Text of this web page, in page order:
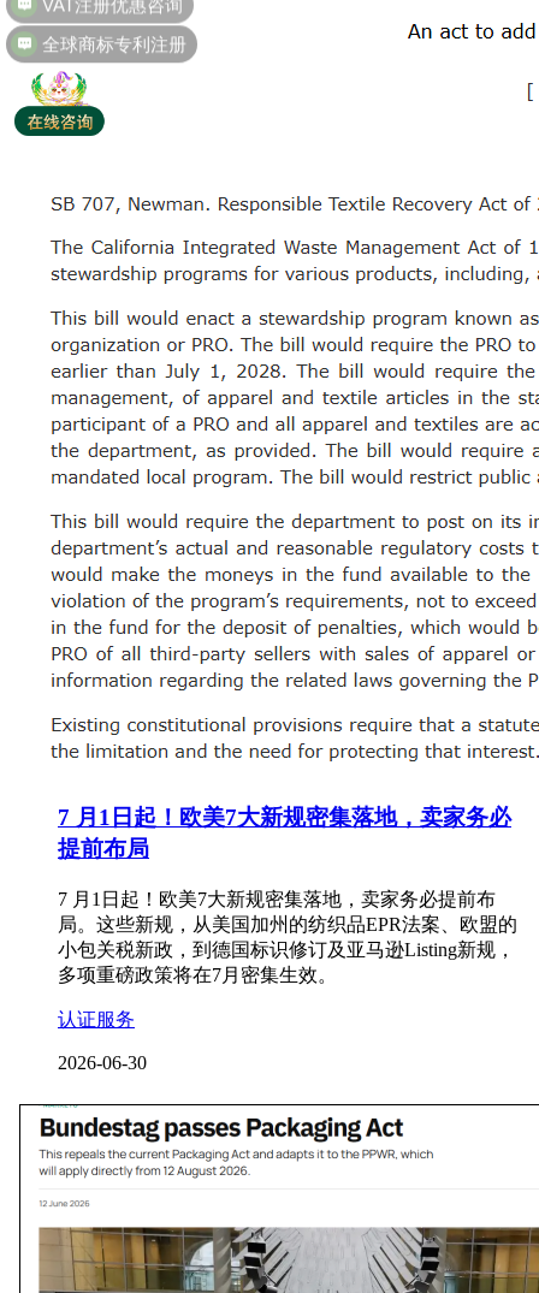
7 月1日起！欧美7大新规密集落地，卖家务必
提前布局
7 月1日起！欧美7大新规密集落地，卖家务必提前布
局。这些新规，从美国加州的纺织品EPR法案、欧盟的
小包关税新政，到德国标识修订及亚马逊Listing新规，
多项重磅政策将在7月密集生效。
认证服务
2026-06-30
全球商标专利注册